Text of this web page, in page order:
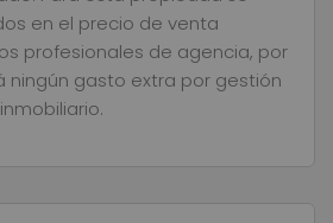
en el precio de venta
profesionales de agencia, por
ningún gasto extra por gestión